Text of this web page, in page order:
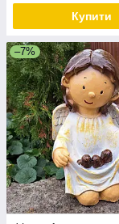
Купити
–7%